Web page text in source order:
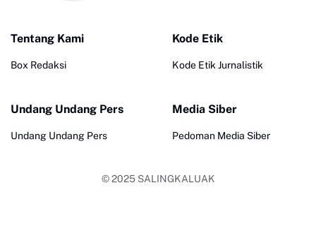
Tentang Kami
Box Redaksi
Kode Etik
Kode Etik Jurnalistik
Undang Undang Pers
Undang Undang Pers
Media Siber
Pedoman Media Siber
© 2025 SALINGKALUAK